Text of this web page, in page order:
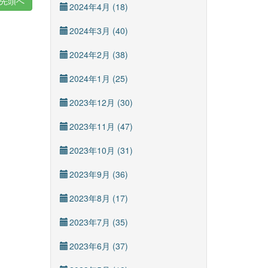
2024年4月 (18)
2024年3月 (40)
2024年2月 (38)
2024年1月 (25)
2023年12月 (30)
2023年11月 (47)
2023年10月 (31)
2023年9月 (36)
2023年8月 (17)
2023年7月 (35)
2023年6月 (37)